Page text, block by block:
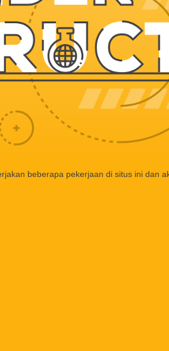
beberapa pekerjaan di situs ini dan